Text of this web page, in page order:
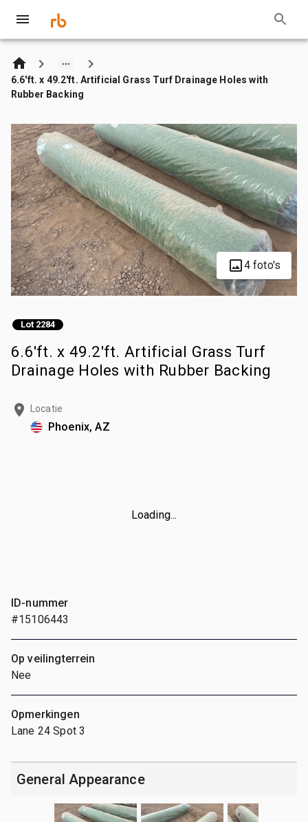
6.6'ft. x 49.2'ft. Artificial Grass Turf Drainage Holes with
Rubber Backing
4 foto's
Lot 2284
6.6'ft. x 49.2'ft. Artificial Grass Turf
Drainage Holes with Rubber Backing
Locatie
Phoenix, AZ
Loading...
ID-nummer
#15106443
Op veilingterrein
Nee
Opmerkingen
Lane 24 Spot 3
General Appearance